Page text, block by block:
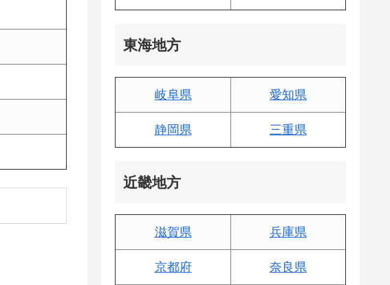
東海地方
岐阜県 愛知県
静岡県 三重県
近畿地方
滋賀県 兵庫県
京都府 奈良県